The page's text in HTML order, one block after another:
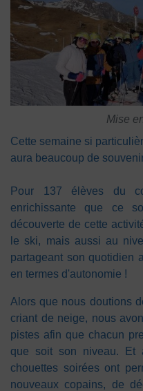
Mise
Cette semaine si
aura beaucoup de
Pour 137 élèves du
enrichissante que ce
découverte de cette
le ski, mais aussi au
partageant son quotidien
en termes d'autonomie !
Alors que nous doutions
criant de neige, nous
pistes afin que chacun
que soit son niveau. Et
chouettes soirées ont
nouveaux copains, de